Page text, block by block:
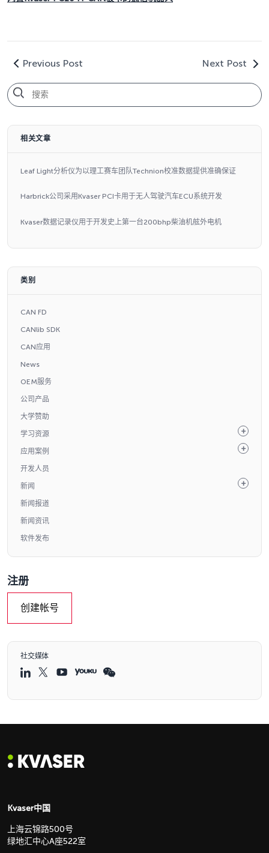
Previous Post Next Post
相关文章
Leaf Light分析仪为以理工赛车团队Technion校准数据提供准确保证
Harbrick公司采用Kvaser PCI卡用于无人驾驶汽车ECU系统开发
Kvaser数据记录仪用于开发史上第一台200bhp柴油机舷外电机
类别
CAN FD
CANlib SDK
CAN应用
News
OEM服务
公司产品
大学赞助
学习资源
应用案例
开发人员
新闻
新闻报道
新闻资讯
软件发布
注册
创建帐号
社交媒体
Kvaser中国
上海云锦路500号
绿地汇中心A座522室